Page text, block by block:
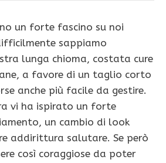
un forte fascino su noi
sappiamo
lunga chioma, costata cure
a favore di un taglio corto
anche più facile da gestire.
vi ha ispirato un forte
un cambio di look
addirittura salutare. Se però
così coraggiose da poter